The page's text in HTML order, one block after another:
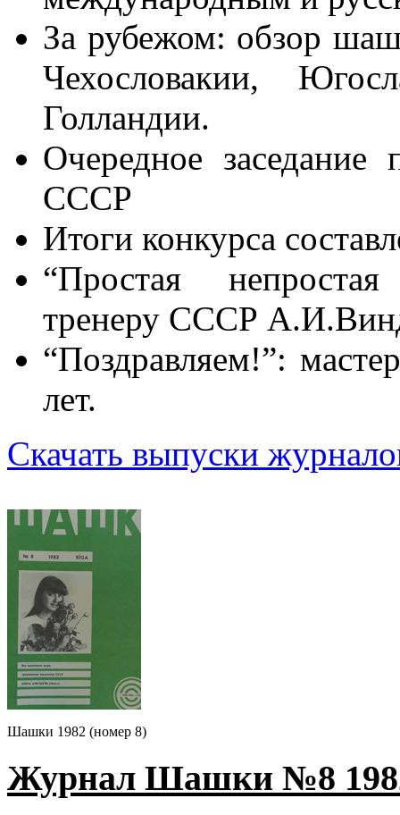
За рубежом: обзор
Чехословакии,
Голландии.
Очередное
СССР
Итоги конкурса
“Простая
тренеру СССР
“Поздравляем!”:
лет.
Скачать выпуски
Шашки 1982 (номер 8)
Журнал Шашки №8